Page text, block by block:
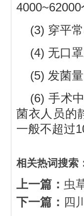
(3) 穿平
(4) 无口
(5) 发菌
(6) 手术
菌衣人员的
一般不超过
相关热词搜索
上一篇： 虫
下一篇： 四